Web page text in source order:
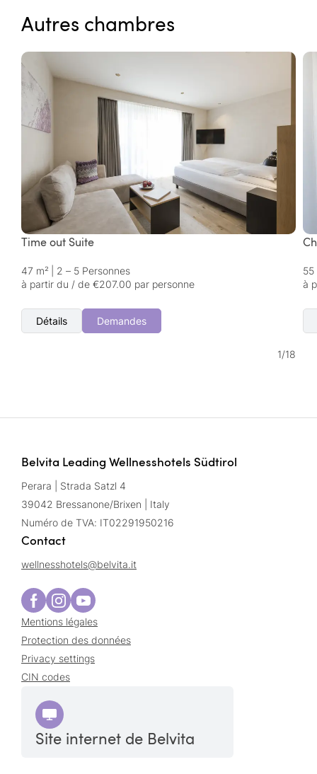
Autres chambres
Time out Suite
47 m²
2 – 5 Personnes
à partir du / de €207.00 par personne
Détails Demandes
55
à
1/18
Belvita Leading Wellnesshotels Südtirol
Perara | Strada Satzl 4
39042 Bressanone/Brixen | Italy
Numéro de TVA: IT02291950216
Contact
wellnesshotels@belvita.it
Mentions légales
Protection des données
Privacy settings
CIN codes
Site internet de Belvita